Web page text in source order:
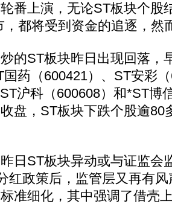
番上演，无论ST板块个股
，都将受到资金的追逐，然
ST板块昨日出现回落，
药（600421）、ST安彩
沪科（600608）和*ST博
盘，ST板块下跌个股逾80
ST板块异动或与证监会监
红政策后，监管层又再有
准细化，其中强调了借壳